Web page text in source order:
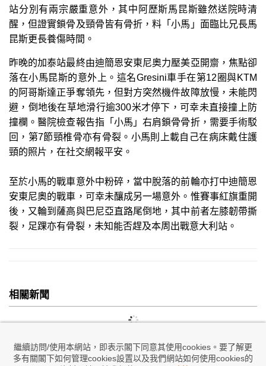
繼續訪問/使用本網站，即表示閣下同意其使用cookies。要了解更
多有關閣下如何管理cookies設置以及我們網站如何使用cookies的
站分別有兩宗嚴重意外，其中阿歷斯馬昆斯雖然送院時清
醒，但證實鎖骨及頸骨皆有骨折，料「小馬」面臨比兄長馬
昆斯更長養傷時間。
昨晚的加泰站最終由迪簡恩安東尼奧力壓美亞開齋，焦點卻
落在小馬昆斯的意外上。這名Gresini車手在第12圈與KTM
的阿哥斯達正爭奪領先，但對方突然機件故障放慢，未能閃
避，倒地後在草地滑行逾300米才停下，可幸未直接撞上防
撞欄。醫院檢查報告指「小馬」右肩鎖骨骨折，需要手術駁
回，第7節頸椎骨亦有骨裂。小馬則上載自己在病床戴住護
頸的照片，在社交網報平安。
至於小馬的戰車意外中粉碎，當中脫落的前輪亦打中迪簡恩
安東尼奧的戰車，可幸未釀成另一場意外。惟賽事紅旗重開
後，又輪到薩高與巴尼亞直路尾倒地，其中前者左膝韌帶撕
裂，足踝亦有骨裂，未知能否趕及本周出戰意大利站。
相關新聞